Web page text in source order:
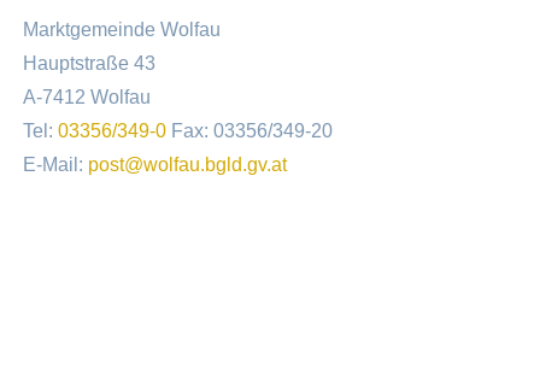
Marktgemeinde Wolfau
Hauptstraße 43
A-7412 Wolfau
Tel:03356/349-0 Fax: 03356/349-20
E-Mail: post@wolfau.bgld.gv.at